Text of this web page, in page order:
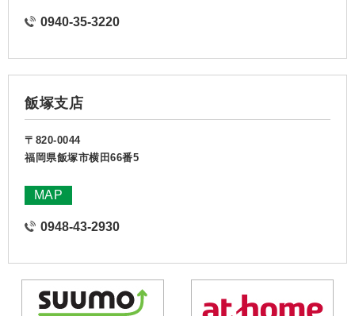
0940-35-3220
飯塚支店
〒820-0044
福岡県飯塚市横田66番5
MAP
0948-43-2930